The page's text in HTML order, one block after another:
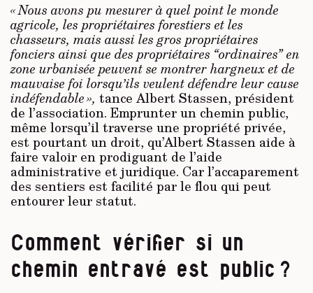
« Nous avons pu mesurer à quel point le monde
agricole, les propriétaires forestiers et les
chasseurs, mais aussi les gros propriétaires
fonciers ainsi que des propriétaires “ordinaires” en
zone urbanisée peuvent se montrer hargneux et de
mauvaise foi lorsqu’ils veulent défendre leur cause
indéfendable », tance Albert Stassen, président
de l’association. Emprunter un chemin public,
même lorsqu’il traverse une propriété privée,
est pourtant un droit, qu’Albert Stassen aide à
faire valoir en prodiguant de l’aide
administrative et juridique. Car l’accaparement
des sentiers est facilité par le flou qui peut
entourer leur statut.
Comment vérifier si un
chemin entravé est public ?